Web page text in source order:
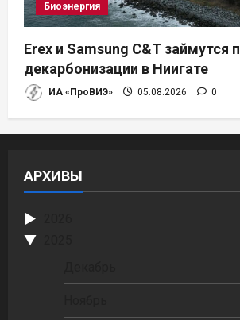
Биоэнергия
Erex и Samsung C&T займутся
декарбонизации в Ниигате
ИА «ПроВИЭ» 05.08.2026 0
АРХИВЫ